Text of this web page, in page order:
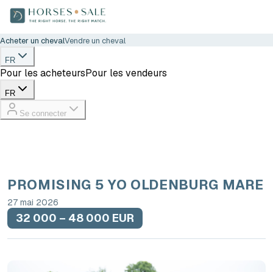
Acheter un chevalVendre un cheval
FR
Pour les acheteursPour les vendeurs
FR
Se connecter
PROMISING 5 YO OLDENBURG MARE
27 mai 2026
32 000 – 48 000 EUR